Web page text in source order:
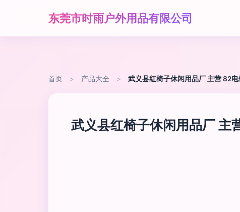
东莞市时雨户外用品有限公司
首页 > 产品大全 > 武义县红椅子休闲用品厂 主营 82
武义县红椅子休闲用品厂